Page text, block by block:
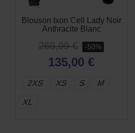
Blouson Ixon Cell Lady Noir
Anthracite Blanc
269,99 € -50%
135,00 €
2XS XS S M
XL